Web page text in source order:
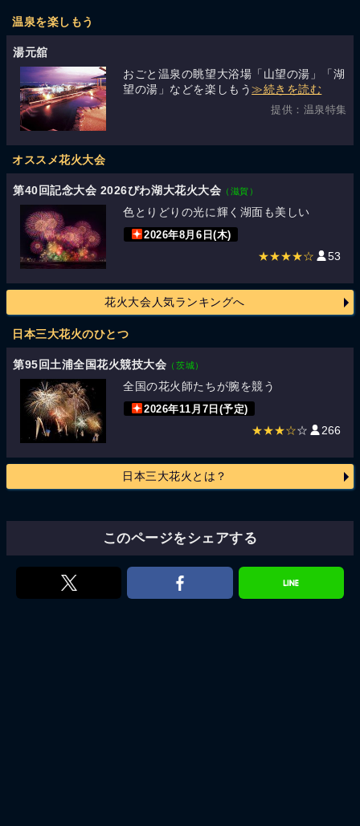
温泉を楽しもう
湯元舘
おごと温泉の眺望大浴場「山望の湯」「湖
望の湯」などを楽しもう≫続きを読む
提供：温泉特集
オススメ花火大会
第40回記念大会 2026びわ湖大花火大会 （滋賀）
色とりどりの光に輝く湖面も美しい
2026年8月6日(木)
★★★★☆ 53
花火大会人気ランキングへ
日本三大花火のひとつ
第95回土浦全国花火競技大会 （茨城）
全国の花火師たちが腕を競う
2026年11月7日(予定)
★★★☆☆ 266
日本三大花火とは？
このページをシェアする